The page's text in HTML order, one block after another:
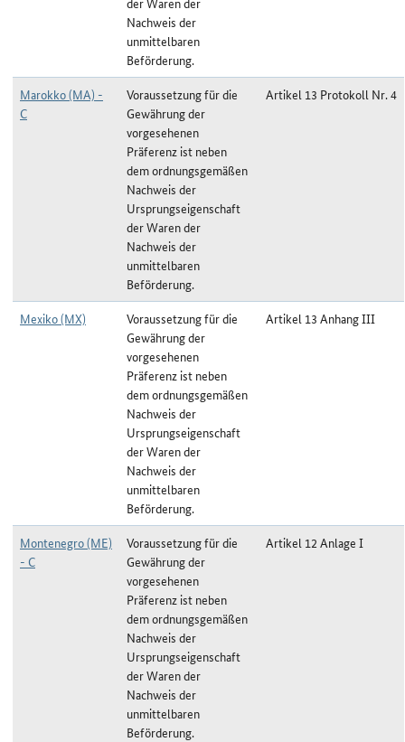
Nachweis der
unmittelbaren
Beförderung.
Marokko (MA) -
C
Voraussetzung für die
Gewährung der
vorgesehenen
Präferenz ist neben
dem ordnungsgemäßen
Nachweis der
Ursprungseigenschaft
der Waren der
Nachweis der
unmittelbaren
Beförderung.
Artikel 13 Protokoll Nr. 4
Mexiko (MX)
Voraussetzung für die
Gewährung der
vorgesehenen
Präferenz ist neben
dem ordnungsgemäßen
Nachweis der
Ursprungseigenschaft
der Waren der
Nachweis der
unmittelbaren
Beförderung.
Artikel 13 Anhang III
Montenegro (ME)
- C
Voraussetzung für die
Gewährung der
vorgesehenen
Präferenz ist neben
dem ordnungsgemäßen
Nachweis der
Ursprungseigenschaft
der Waren der
Nachweis der
unmittelbaren
Beförderung.
Artikel 12 Anlage I